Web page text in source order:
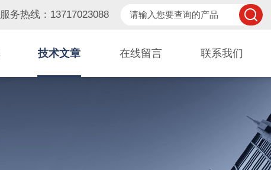
服务热线：13717023088
技术文章 在线留言 联系我们